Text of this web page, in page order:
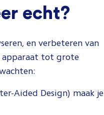
echt?
en verbeteren van
apparaat tot grote
Aided Design) maak je